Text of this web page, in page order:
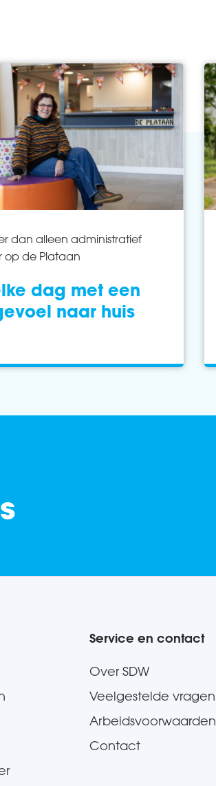
dan alleen administratief
op de Plataan
dag met een
naar huis
Service en contact
Over SDW
Veelgestelde vragen
Arbeidsvoorwaarden
Contact